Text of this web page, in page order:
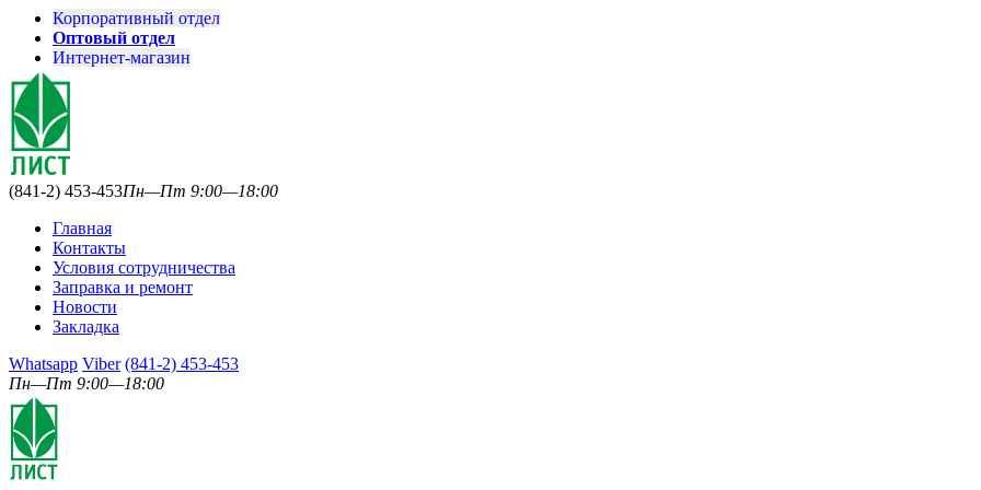
Корпоративный отдел
Оптовый отдел
Интернет-магазин
(841-2) 453-453Пн—Пт 9:00—18:00
Главная
Контакты
Условия сотрудничества
Заправка и ремонт
Новости
Закладка
Whatsapp Viber (841-2) 453-453
Пн—Пт 9:00—18:00